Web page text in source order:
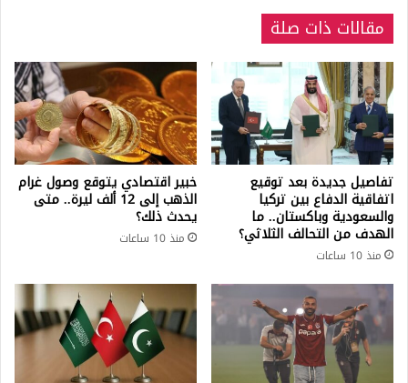
مقالات ذات صلة
تفاصيل جديدة بعد توقيع
اتفاقية الدفاع بين تركيا
والسعودية وباكستان.. ما
الهدف من التحالف الثلاثي؟
منذ 10 ساعات
خبير اقتصادي يتوقع وصول غرام
الذهب إلى 12 ألف ليرة.. متى
يحدث ذلك؟
منذ 10 ساعات